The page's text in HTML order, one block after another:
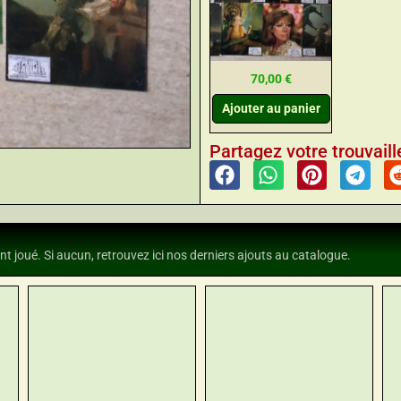
70,00€
Ajouter au panier
Partagez votre
joué. Si aucun, retrouvez ici nos derniers ajouts au catalogue.